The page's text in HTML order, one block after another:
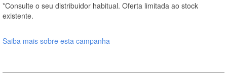
*Consulte o seu distribuidor habitual. Oferta limitada ao stock
existente.
Saiba mais sobre esta campanha